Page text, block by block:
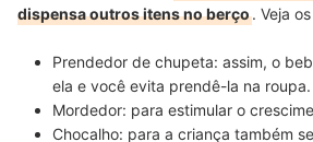
dispensa outros itens no berço. Veja
Prendedor de chupeta: assim, o
ela e você evita prendê-la na roupa.
Mordedor: para estimular o
Chocalho: para a criança também se